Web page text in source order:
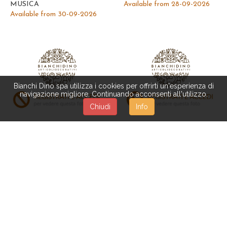
Bianchi Dino spa utilizza i cookies per offrirti un'esperienza di
navigazione migliore. Continuando acconsenti all'utilizzo.
Chiudi
Info
MUSICA
Available from 30-09-2026
Available from 28-09-2026